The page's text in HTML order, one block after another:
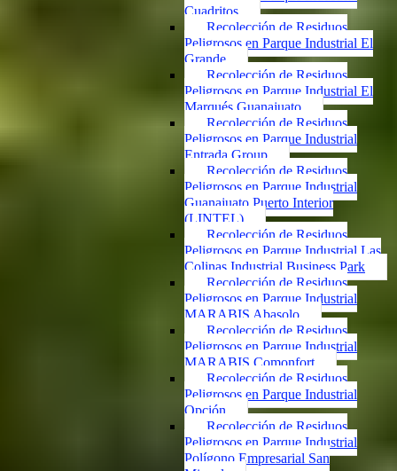
Cuadritos
Recolección de Residuos
Peligrosos en Parque Industrial El
Grande
Recolección de Residuos
Peligrosos en Parque Industrial El
Marqués Guanajuato
Recolección de Residuos
Peligrosos en Parque Industrial
Entrada Group
Recolección de Residuos
Peligrosos en Parque Industrial
Guanajuato Puerto Interior
(LINTEL)
Recolección de Residuos
Peligrosos en Parque Industrial Las
Colinas Industrial Business Park
Recolección de Residuos
Peligrosos en Parque Industrial
MARABIS Abasolo
Recolección de Residuos
Peligrosos en Parque Industrial
MARABIS Comonfort
Recolección de Residuos
Peligrosos en Parque Industrial
Opción
Recolección de Residuos
Peligrosos en Parque Industrial
Polígono Empresarial San